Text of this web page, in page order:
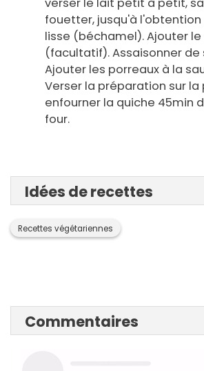
fouetter, jusqu'à l'obtention
lisse (béchamel). Ajouter
(facultatif). Assaisonner de
Ajouter les porreaux à la
Verser la préparation sur
enfourner la quiche 45min
four.
Idées de recettes
Recettes végétariennes
Commentaires